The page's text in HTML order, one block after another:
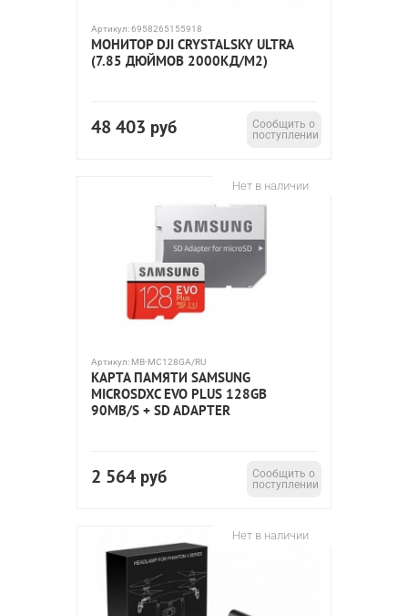
Артикул:6958265155918
МОНИТОР DJI CRYSTALSKY ULTRA
(7.85 ДЮЙМОВ 2000КД/М2)
48 403 руб
Сообщить о
поступлении
Нет в наличии
Артикул: MB-MC128GA/RU
КАРТА ПАМЯТИ SAMSUNG
MICROSDXC EVO PLUS 128GB
90MB/S + SD ADAPTER
2 564 руб
Сообщить о
поступлении
Нет в наличии